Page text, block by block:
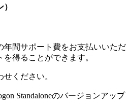
年間サポート費をお支払いいただ
得ることができます。
ください。
Standaloneのバージョンアップ